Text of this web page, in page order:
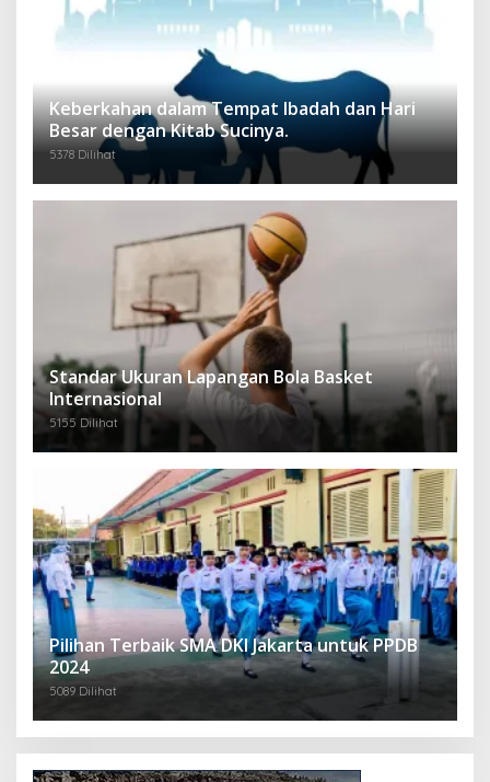
Keberkahan dalam Tempat Ibadah dan Hari
Besar dengan Kitab Sucinya.
5378 Dilihat
Standar Ukuran Lapangan Bola Basket
Internasional
5155 Dilihat
Pilihan Terbaik SMA DKI Jakarta untuk PPDB
2024
5089 Dilihat